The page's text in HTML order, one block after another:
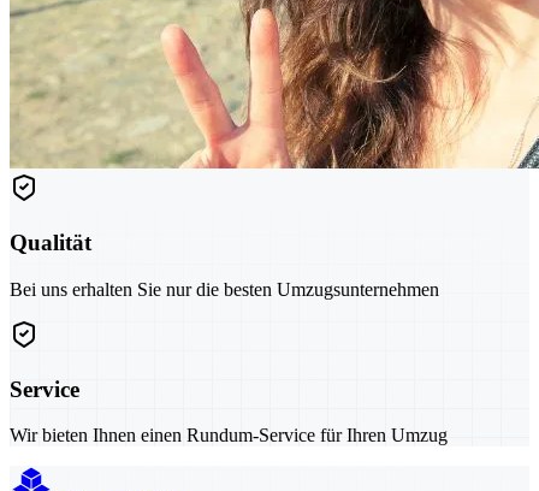
Qualität
Bei uns erhalten Sie nur die besten Umzugsunternehmen
Service
Wir bieten Ihnen einen Rundum-Service für Ihren Umzug